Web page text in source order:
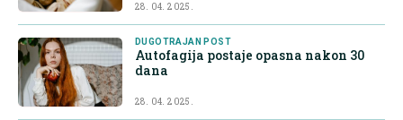
28. 04. 2025.
DUGOTRAJAN POST
Autofagija postaje opasna nakon 30
dana
28. 04. 2025.